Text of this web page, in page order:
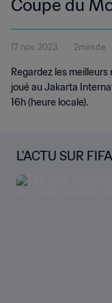
Coupe du
Indonésie
17 nov. 2023 2minute
Regardez les
joué au Jakarta
16h (heure locale).
L'ACTU SUR FIFA